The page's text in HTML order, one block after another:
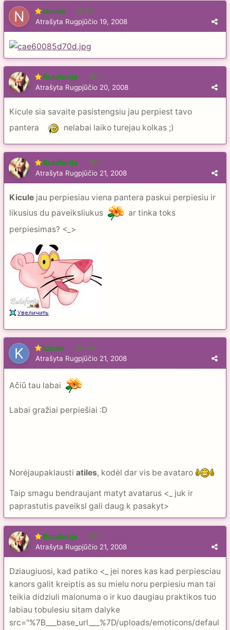
Nicole 56
Atrašyta Rugpjūčio 19, 2008
Butaforija 1
Atrašyta Rugpjūčio 20, 2008
Kicule sia savaite pasistengsiu jau perpiest tavo
pantera
nelabai laiko turejau kolkas ;)
Butaforija 1
Atrašyta Rugpjūčio 21, 2008
Kicule jau perpiesiau viena pantera paskui perpiesiu ir
likusius du paveiksliukus
ar tinka toks
perpiesimas? <_>
kicule 104
Atrašyta Rugpjūčio 21, 2008
Ačiū tau labai
Labai gražiai perpiešiai :D
Norėjaupaklausti atiles, kodėl dar vis be avataro
Taip smagu bendraujant matyt avatarus <_ juk ir
paprastutis paveiksl gali daug k pasakyt>
Butaforija 1
Atrašyta Rugpjūčio 21, 2008
Dziaugiuosi, kad patiko <_ jei nores kas kad perpiesciau
kanors galit kreiptis as su mielu noru perpiesiu man tai
teikia didziuli malonuma o ir kuo daugiau praktikos tuo
labiau tobulesiu sitam dalyke
src="%7B___base_url___%7D/uploads/emoticons/defaul